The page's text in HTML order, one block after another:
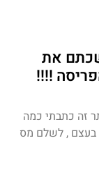
את
!!!!
זה כתבתי כמה
בעצם , לשלם מס